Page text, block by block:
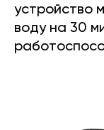
устройство
воду на 30